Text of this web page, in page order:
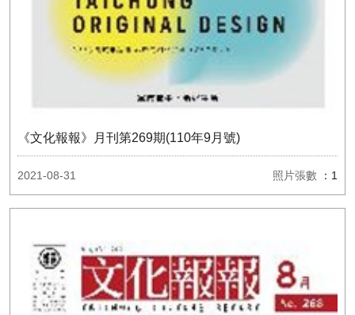
《文化報報》月刊第269期(110年9月號)
2021-08-31 照片張數 ：1